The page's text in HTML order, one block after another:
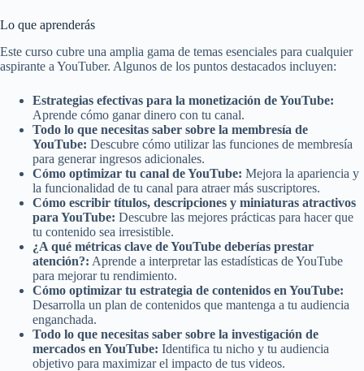
Lo que aprenderás
Este curso cubre una amplia gama de temas esenciales para cualquier
aspirante a YouTuber. Algunos de los puntos destacados incluyen:
Estrategias efectivas para la monetización de YouTube:
Aprende cómo ganar dinero con tu canal.
Todo lo que necesitas saber sobre la membresía de
YouTube: Descubre cómo utilizar las funciones de membresía
para generar ingresos adicionales.
Cómo optimizar tu canal de YouTube: Mejora la apariencia y
la funcionalidad de tu canal para atraer más suscriptores.
Cómo escribir títulos, descripciones y miniaturas atractivos
para YouTube: Descubre las mejores prácticas para hacer que
tu contenido sea irresistible.
¿A qué métricas clave de YouTube deberías prestar
atención?: Aprende a interpretar las estadísticas de YouTube
para mejorar tu rendimiento.
Cómo optimizar tu estrategia de contenidos en YouTube:
Desarrolla un plan de contenidos que mantenga a tu audiencia
enganchada.
Todo lo que necesitas saber sobre la investigación de
mercados en YouTube: Identifica tu nicho y tu audiencia
objetivo para maximizar el impacto de tus videos.